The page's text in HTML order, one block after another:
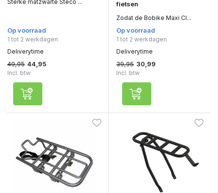
Sterke matzwarte Steco ...
Op voorraad
1 tot 2 werkdagen
Deliverytime
49,95 44,95
Incl. btw
fietsen
Zodat de Bobike Maxi Cl...
Op voorraad
1 tot 2 werkdagen
Deliverytime
39,95 30,99
Incl. btw